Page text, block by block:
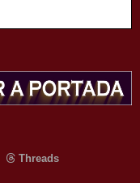
Threads